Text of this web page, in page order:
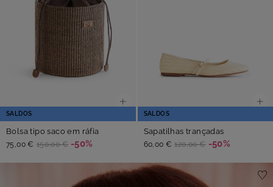
SALDOS
Bolsa tipo saco em ráfia
75,00 € 150,00 € -50%
SALDOS
Sapatilhas trançadas
60,00 € 120,00 € -50%